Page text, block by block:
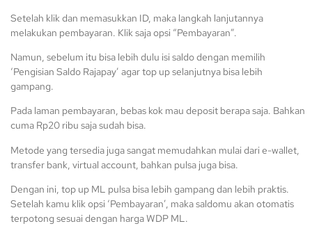
Setelah klik dan memasukkan ID, maka langkah lanjutannya
melakukan pembayaran. Klik saja opsi “Pembayaran”.
Namun, sebelum itu bisa lebih dulu isi saldo dengan memilih
‘Pengisian Saldo Rajapay’ agar top up selanjutnya bisa lebih
gampang.
Pada laman pembayaran, bebas kok mau deposit berapa saja. Bahkan
cuma Rp20 ribu saja sudah bisa.
Metode yang tersedia juga sangat memudahkan mulai dari e-wallet,
transfer bank, virtual account, bahkan pulsa juga bisa.
Dengan ini, top up ML pulsa bisa lebih gampang dan lebih praktis.
Setelah kamu klik opsi ‘Pembayaran’, maka saldomu akan otomatis
terpotong sesuai dengan harga WDP ML.